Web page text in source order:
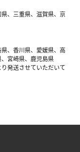
、三重県、滋賀県、京
、香川県、愛媛県、高
宮崎県、鹿児島県
発送させていただいて